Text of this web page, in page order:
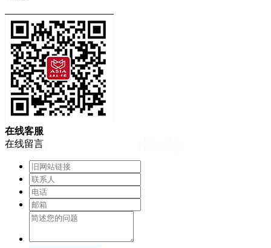
在线客服
在线留言